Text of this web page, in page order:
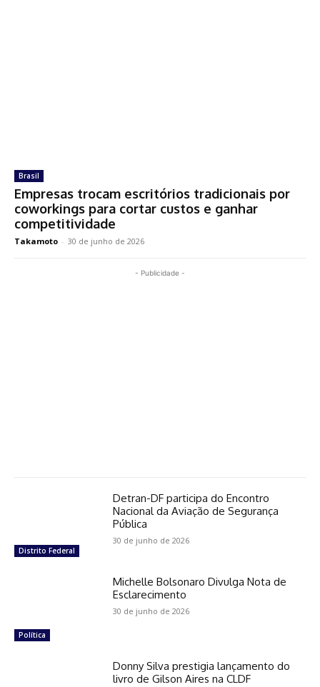
Brasil
Empresas trocam escritórios tradicionais por
coworkings para cortar custos e ganhar
competitividade
Takamoto - 30 de junho de 2026
- Publicidade -
Distrito Federal
Detran-DF participa do Encontro
Nacional da Aviação de Segurança
Pública
30 de junho de 2026
Política
Michelle Bolsonaro Divulga Nota de
Esclarecimento
30 de junho de 2026
Donny Silva prestigia lançamento do
livro de Gilson Aires na CLDF